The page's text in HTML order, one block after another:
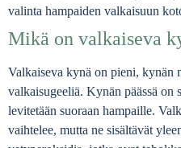
valinta hampaiden valkaisuun
Mikä on valkaiseva
Valkaiseva kynä on pieni, kynän
valkaisugeeliä. Kynän päässä
levitetään suoraan hampaille.
vaihtelee, mutta ne sisältävät